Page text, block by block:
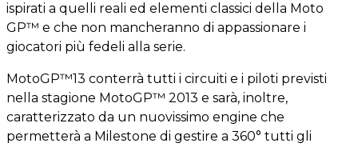
ispirati a quelli reali ed elementi classici della Moto
GP™ e che non mancheranno di appassionare i
giocatori più fedeli alla serie.
MotoGP™13 conterrà tutti i circuiti e i piloti previsti
nella stagione MotoGP™ 2013 e sarà, inoltre,
caratterizzato da un nuovissimo engine che
permetterà a Milestone di gestire a 360° tutti gli